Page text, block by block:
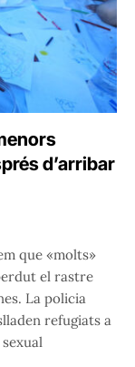
d’arribar
que «molts»
el rastre
La policia
refugiats a